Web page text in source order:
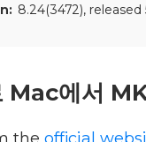
8.24(3472), released
에서